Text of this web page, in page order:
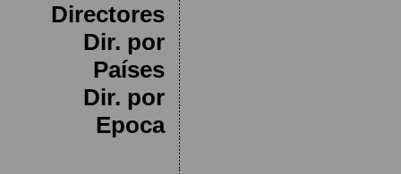
Directores
Dir. por
Países
Dir. por
Epoca